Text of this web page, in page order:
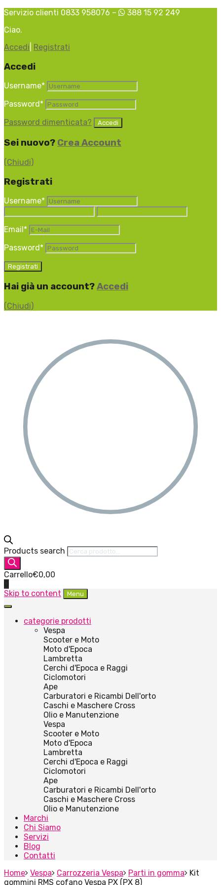
Servizio clienti 0833 958076 –
388 15 92 249
Ciao.
Accedi Registrati
Accedi
Username*
Password *
Password dimenticata?
Sei nuovo? Crea Account
(Chiudi)
Registrati
Username*
Email *
Password *
Hai già un account?Accedi
(Chiudi)
Products search
Carrello€0,00
Skip to content
Menu
categorie prodotti
Vespa
Scooter e Moto
Moto d'Epoca
Lambretta
Cerchi d'Epoca e Raggi
Ciclomotori
Ape
Carburatori e Ricambi Dell'orto
Caschi e Maschere Cross
Olio e Manutenzione
Vespa
Scooter e Moto
Moto d'Epoca
Lambretta
Cerchi d'Epoca e Raggi
Ciclomotori
Ape
Carburatori e Ricambi Dell'orto
Caschi e Maschere Cross
Olio e Manutenzione
Marchi
Chi Siamo
Servizi
Blog
Contatti
Home Vespa Carrozzeria Vespa Parti in gomma
Kit
gommini RMS cofano Vespa PX (PX 8)